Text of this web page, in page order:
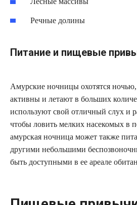
Речные долины
Питание и пищевые
Амурские ночницы охотятся ночью,
активны и летают в больших
используют свой отличный слух и
чтобы ловить мелких насекомых в
амурская ночница может также
другими небольшими
быть доступными в ее ареале